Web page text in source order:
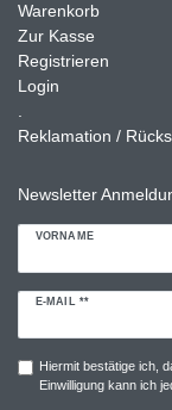
Warenkorb
Zur Kasse
Registrieren
Login
.
Reklamation /
Newsletter
VORNAME
E-MAIL **
Newsletter
Hiermit bestätige ich,
Einwilligung kann ich